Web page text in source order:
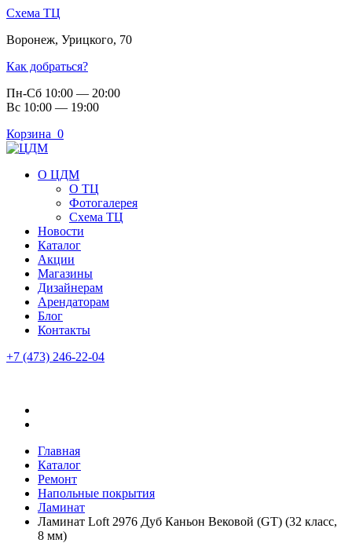
Схема ТЦ
Воронеж, Урицкого, 70
Как добраться?
Пн-Сб 10:00 — 20:00
Вс 10:00 — 19:00
Корзина 0
О ЦДМ
О ТЦ
Фотогалерея
Схема ТЦ
Новости
Каталог
Акции
Магазины
Дизайнерам
Арендаторам
Блог
Контакты
+7 (473) 246-22-04
Главная
Каталог
Ремонт
Напольные покрытия
Ламинат
Ламинат Loft 2976 Дуб Каньон Вековой (GT) (32 класс,
8 мм)